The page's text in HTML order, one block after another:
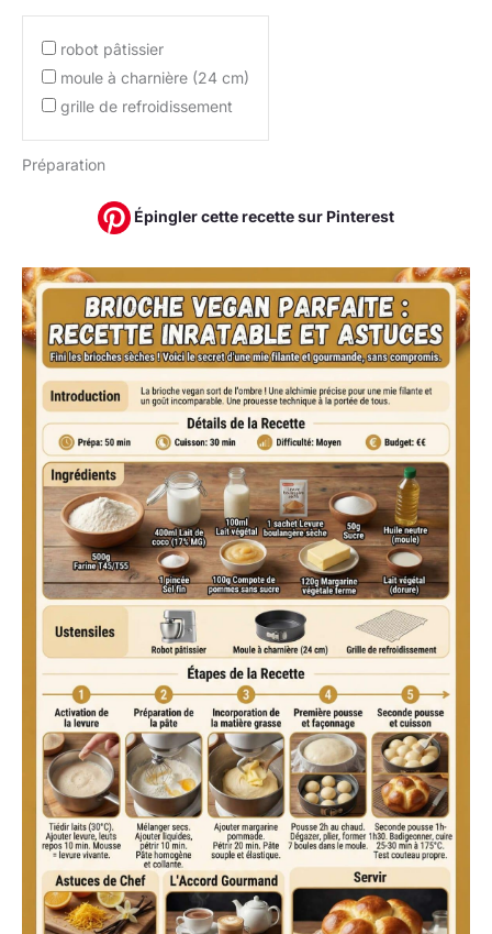
robot pâtissier
moule à charnière (24 cm)
grille de refroidissement
Préparation
Épingler cette recette sur Pinterest